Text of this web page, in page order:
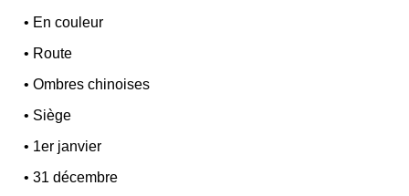
• En couleur
• Route
•Ombres chinoises
• Siège
• 1er janvier
•31 décembre